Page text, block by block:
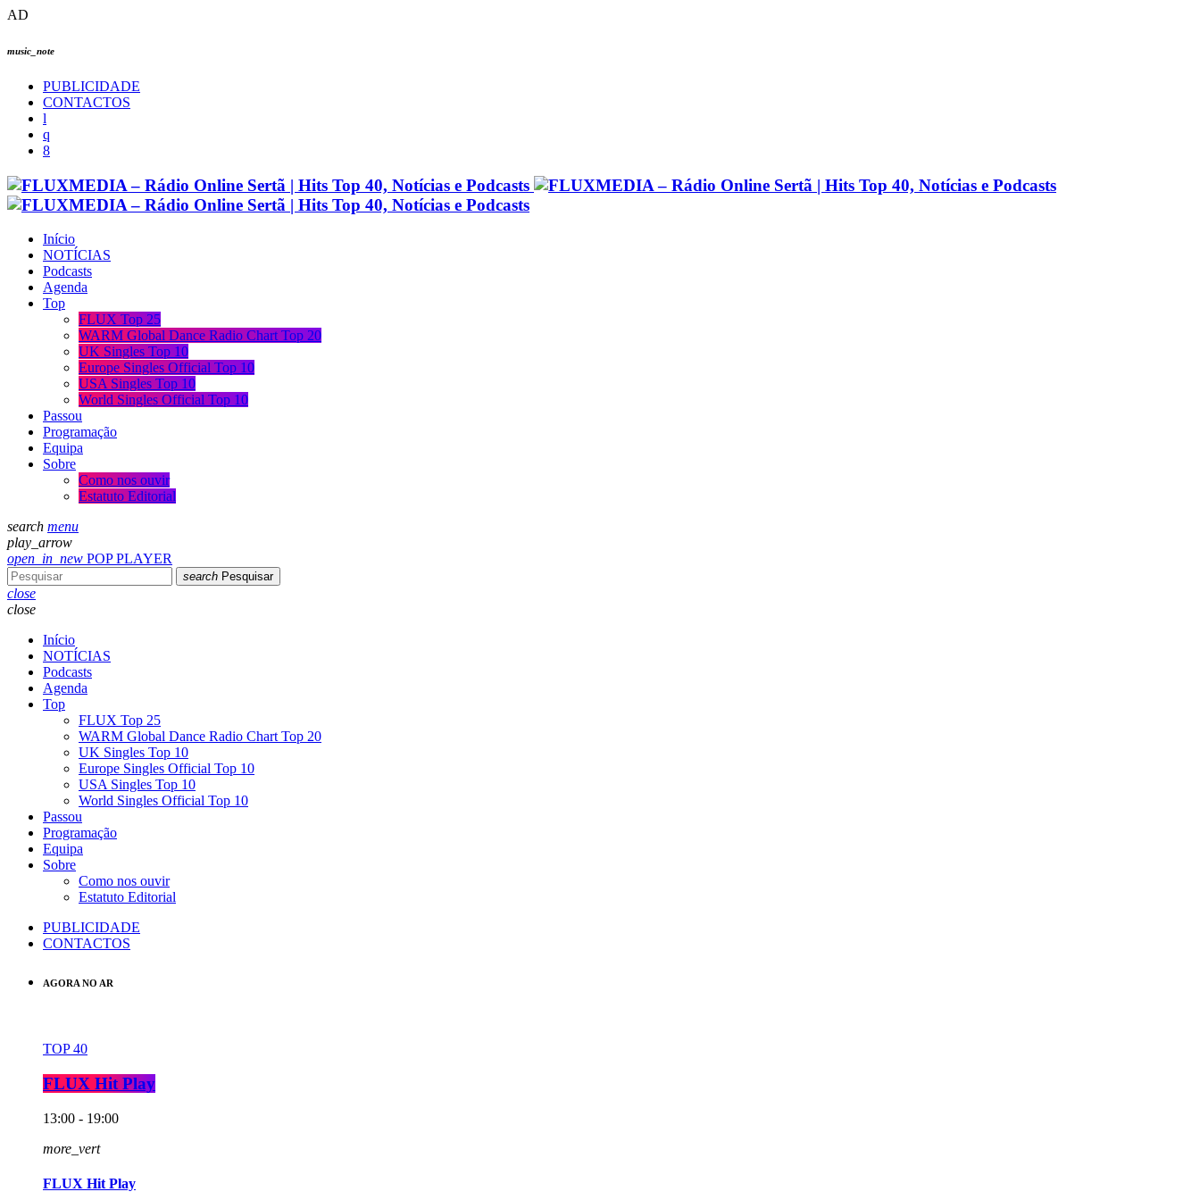
AD
music_note
PUBLICIDADE
CONTACTOS
Início
NOTÍCIAS
Podcasts
Agenda
Top
FLUX Top 25
WARM Global Dance Radio Chart Top 20
UK Singles Top 10
Europe Singles Official Top 10
USA Singles Top 10
World Singles Official Top 10
Passou
Programação
Equipa
Sobre
Como nos ouvir
Estatuto Editorial
search menu
play_arrow
open_in_new POP PLAYER
search Pesquisar
close
close
Início
NOTÍCIAS
Podcasts
Agenda
Top
FLUX Top 25
WARM Global Dance Radio Chart Top 20
UK Singles Top 10
Europe Singles Official Top 10
USA Singles Top 10
World Singles Official Top 10
Passou
Programação
Equipa
Sobre
Como nos ouvir
Estatuto Editorial
PUBLICIDADE
CONTACTOS
AGORA NO AR
TOP 40
FLUX Hit Play
13:00 - 19:00
more_vert
FLUX Hit Play